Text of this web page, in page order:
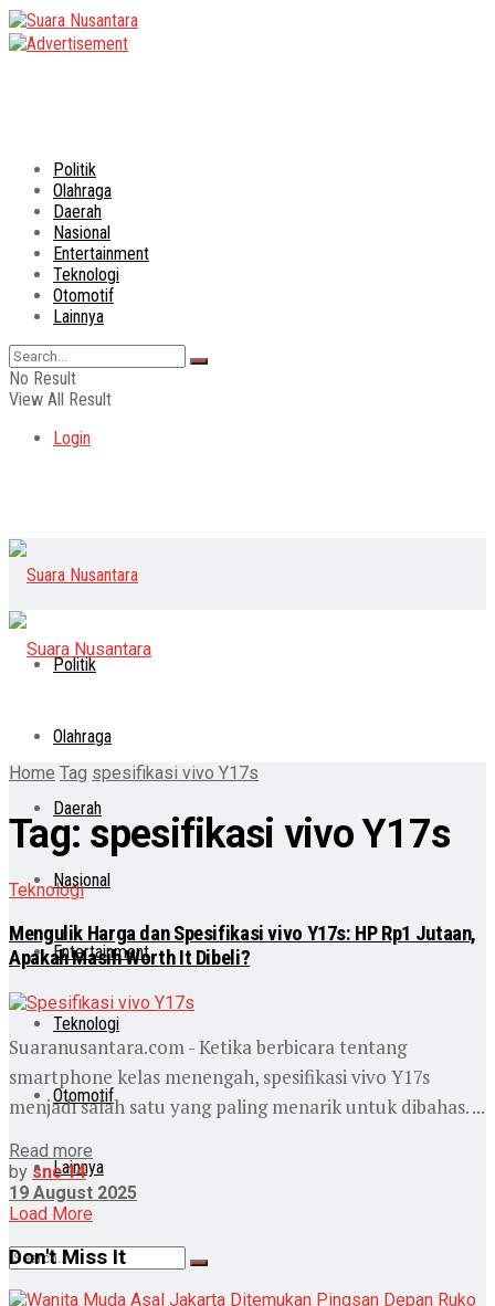
Politik
Olahraga
Daerah
Nasional
Entertainment
Teknologi
Otomotif
Lainnya
No Result
View All Result
Login
Politik
Olahraga
Daerah
Nasional
Entertainment
Teknologi
Otomotif
Lainnya
Home Tag spesifikasi vivo Y17s
Tag: spesifikasi vivo Y17s
Teknologi
Mengulik Harga dan Spesifikasi vivo Y17s: HP Rp1 Jutaan,
Apakah Masih Worth It Dibeli?
Suaranusantara.com - Ketika berbicara tentang
smartphone kelas menengah, spesifikasi vivo Y17s
menjadi salah satu yang paling menarik untuk dibahas. ...
Read more
by snc 14
19 August 2025
Load More
Don't Miss It